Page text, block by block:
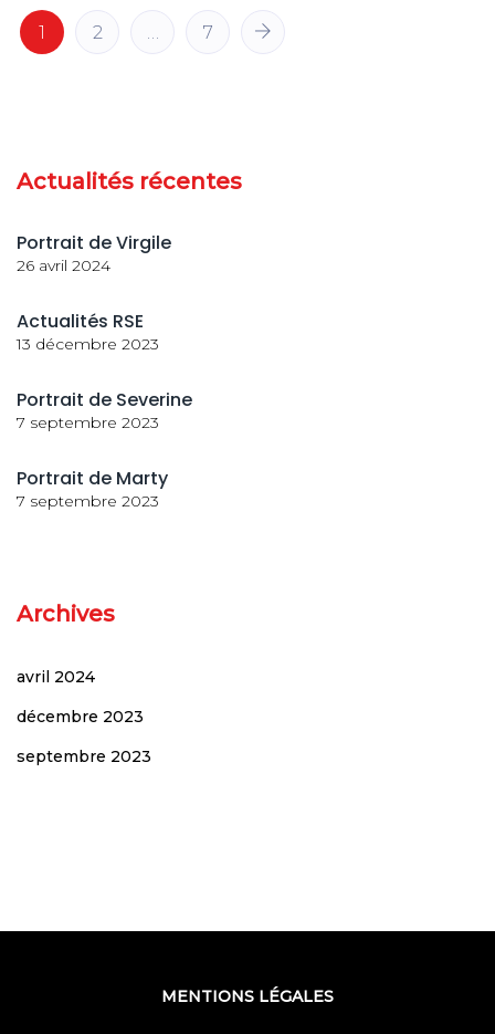
1 2 … 7
Actualités récentes
Portrait de Virgile
26 avril 2024
Actualités RSE
13 décembre 2023
Portrait de Severine
7 septembre 2023
Portrait de Marty
7 septembre 2023
Archives
avril 2024
décembre 2023
septembre 2023
MENTIONS LÉGALES